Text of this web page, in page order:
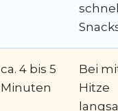
ca. 4 bis 5
Minuten
Bei
Hitze